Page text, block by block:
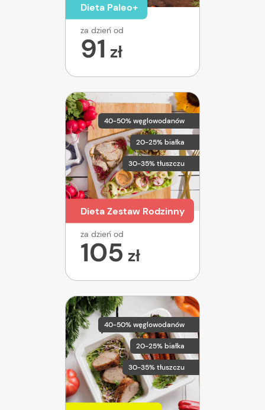
Dieta Paleo+
za dzień od
91 zł
40-50% węglowodanów
20-25% białka
30-35% tłuszczu
Dieta Zestaw Rodzinny
za dzień od
105 zł
40-50% węglowodanów
20-25% białka
30-35% tłuszczu